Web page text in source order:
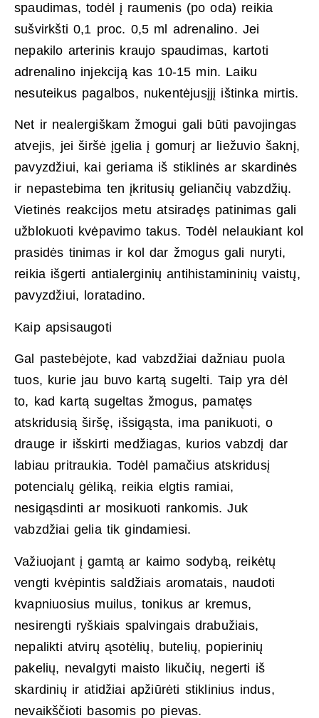
spaudimas, todėl į raumenis (po oda) reikia
sušvirkšti 0,1 proc. 0,5 ml adrenalino. Jei
nepakilo arterinis kraujo spaudimas, kartoti
adrenalino injekciją kas 10-15 min. Laiku
nesuteikus pagalbos, nukentėjusįjį ištinka mirtis.
Net ir nealergiškam žmogui gali būti pavojingas
atvejis, jei širšė įgelia į gomurį ar liežuvio šaknį,
pavyzdžiui, kai geriama iš stiklinės ar skardinės
ir nepastebima ten įkritusių geliančių vabzdžių.
Vietinės reakcijos metu atsiradęs patinimas gali
užblokuoti kvėpavimo takus. Todėl nelaukiant kol
prasidės tinimas ir kol dar žmogus gali nuryti,
reikia išgerti antialerginių antihistamininių vaistų,
pavyzdžiui, loratadino.
Kaip apsisaugoti
Gal pastebėjote, kad vabzdžiai dažniau puola
tuos, kurie jau buvo kartą sugelti. Taip yra dėl
to, kad kartą sugeltas žmogus, pamatęs
atskridusią širšę, išsigąsta, ima panikuoti, o
drauge ir išskirti medžiagas, kurios vabzdį dar
labiau pritraukia. Todėl pamačius atskridusį
potencialų gėliką, reikia elgtis ramiai,
nesigąsdinti ar mosikuoti rankomis. Juk
vabzdžiai gelia tik gindamiesi.
Važiuojant į gamtą ar kaimo sodybą, reikėtų
vengti kvėpintis saldžiais aromatais, naudoti
kvapniuosius muilus, tonikus ar kremus,
nesirengti ryškiais spalvingais drabužiais,
nepalikti atvirų ąsotėlių, butelių, popierinių
pakelių, nevalgyti maisto likučių, negerti iš
skardinių ir atidžiai apžiūrėti stiklinius indus,
nevaikščioti basomis po pievas.